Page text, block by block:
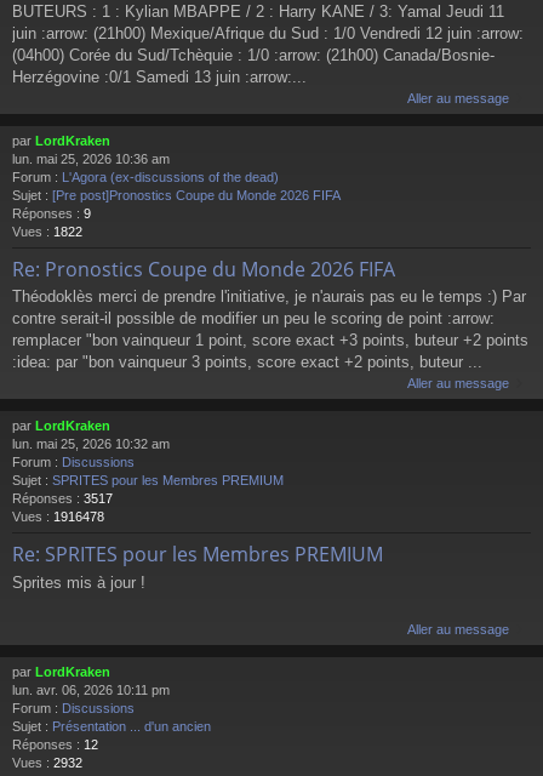
BUTEURS : 1 : Kylian MBAPPE / 2 : Harry KANE / 3: Yamal Jeudi 11
juin :arrow: (21h00) Mexique/Afrique du Sud : 1/0 Vendredi 12 juin :arrow:
(04h00) Corée du Sud/Tchèquie : 1/0 :arrow: (21h00) Canada/Bosnie-
Herzégovine :0/1 Samedi 13 juin :arrow:...
Aller au message
par LordKraken
lun. mai 25, 2026 10:36 am
Forum : L'Agora (ex-discussions of the dead)
Sujet : [Pre post]Pronostics Coupe du Monde 2026 FIFA
Réponses : 9
Vues : 1822
Re: Pronostics Coupe du Monde 2026 FIFA
Théodoklès merci de prendre l'initiative, je n'aurais pas eu le temps :) Par
contre serait-il possible de modifier un peu le scoring de point :arrow:
remplacer "bon vainqueur 1 point, score exact +3 points, buteur +2 points
:idea: par "bon vainqueur 3 points, score exact +2 points, buteur ...
Aller au message
par LordKraken
lun. mai 25, 2026 10:32 am
Forum : Discussions
Sujet : SPRITES pour les Membres PREMIUM
Réponses : 3517
Vues : 1916478
Re: SPRITES pour les Membres PREMIUM
Sprites mis à jour !
Aller au message
par LordKraken
lun. avr. 06, 2026 10:11 pm
Forum : Discussions
Sujet : Présentation ... d'un ancien
Réponses : 12
Vues : 2932